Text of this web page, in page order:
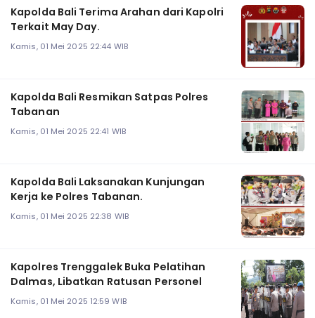
Kapolda Bali Terima Arahan dari Kapolri
Terkait May Day.
Kamis, 01 Mei 2025 22:44 WIB
Kapolda Bali Resmikan Satpas Polres
Tabanan
Kamis, 01 Mei 2025 22:41 WIB
Kapolda Bali Laksanakan Kunjungan
Kerja ke Polres Tabanan.
Kamis, 01 Mei 2025 22:38 WIB
Kapolres Trenggalek Buka Pelatihan
Dalmas, Libatkan Ratusan Personel
Kamis, 01 Mei 2025 12:59 WIB